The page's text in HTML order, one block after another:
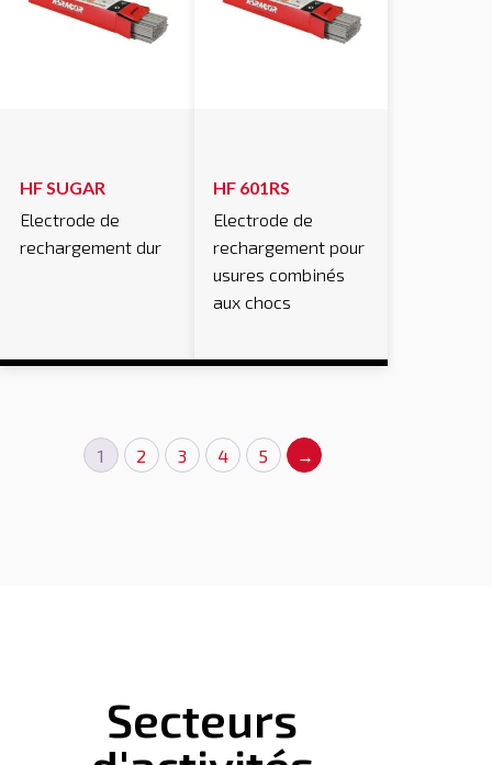
HF SUGAR
Electrode de
rechargement dur
HF 601RS
Electrode de
rechargement pour
usures combinés
aux chocs
1 2 3 4 5 →
Secteurs